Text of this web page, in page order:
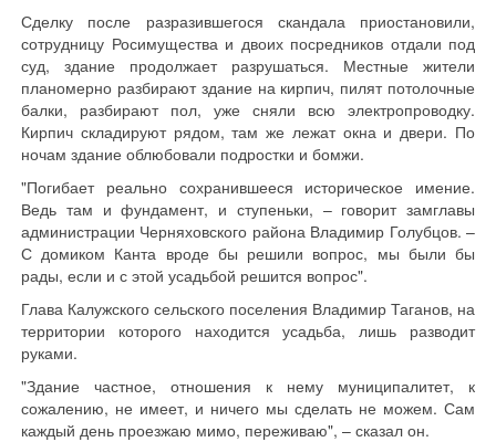
Сделку после разразившегося скандала приостановили,
сотрудницу Росимущества и двоих посредников отдали под
суд, здание продолжает разрушаться. Местные жители
планомерно разбирают здание на кирпич, пилят потолочные
балки, разбирают пол, уже сняли всю электропроводку.
Кирпич складируют рядом, там же лежат окна и двери. По
ночам здание облюбовали подростки и бомжи.
"Погибает реально сохранившееся историческое имение.
Ведь там и фундамент, и ступеньки, – говорит замглавы
администрации Черняховского района Владимир Голубцов. –
С домиком Канта вроде бы решили вопрос, мы были бы
рады, если и с этой усадьбой решится вопрос".
Глава Калужского сельского поселения Владимир Таганов, на
территории которого находится усадьба, лишь разводит
руками.
"Здание частное, отношения к нему муниципалитет, к
сожалению, не имеет, и ничего мы сделать не можем. Сам
каждый день проезжаю мимо, переживаю", – сказал он.